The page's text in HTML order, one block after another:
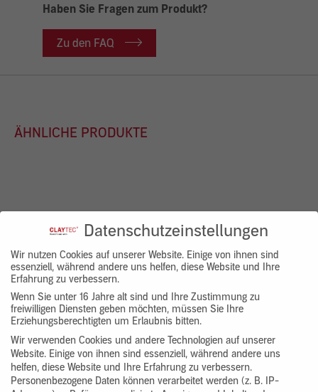
Haben Sie Fragen zum Produkt?
Zu den FAQ
ÄHNLICHE PRODUKTE
Spitzkelle glatt, weich NAMITORI-
Feinputzkelle Flachsteg SHIAGE
Datenschutzeinstellungen
Wir nutzen Cookies auf unserer Website. Einige von ihnen sind
essenziell, während andere uns helfen, diese Website und Ihre
Erfahrung zu verbessern.
Wenn Sie unter 16 Jahre alt sind und Ihre Zustimmung zu
freiwilligen Diensten geben möchten, müssen Sie Ihre
Erziehungsberechtigten um Erlaubnis bitten.
Wir verwenden Cookies und andere Technologien auf unserer
Website. Einige von ihnen sind essenziell, während andere uns
helfen, diese Website und Ihre Erfahrung zu verbessern.
Personenbezogene Daten können verarbeitet werden (z. B. IP-